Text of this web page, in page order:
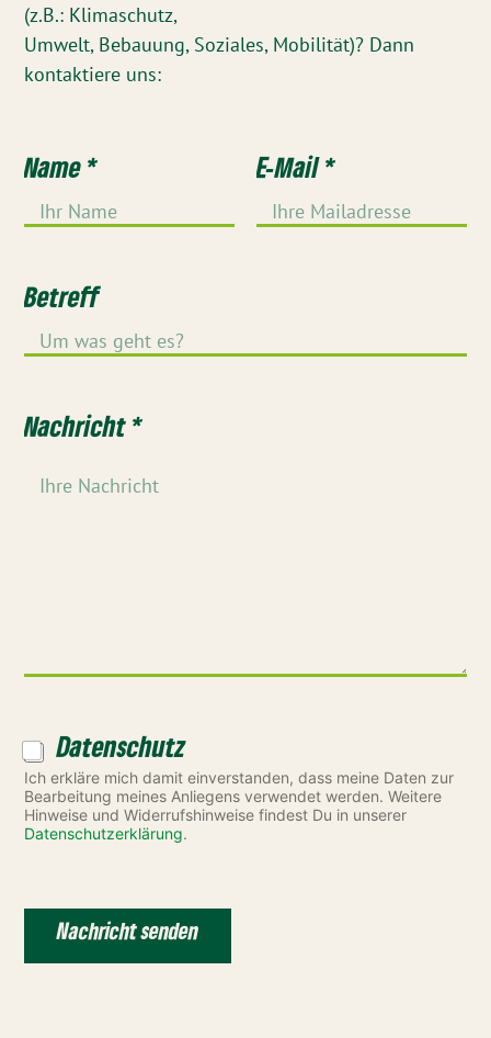
(z.B.: Klimaschutz,
Umwelt, Bebauung, Soziales, Mobilität)? Dann
kontaktiere uns:
Name* E-Mail*
Betreff
Nachricht*
C
h
e
c
k
b
e
Datenschutz
Ich erkläre mich damit einverstanden, dass meine Daten zur
Bearbeitung meines Anliegens verwendet werden. Weitere
Hinweise und Widerrufshinweise findest Du in unserer
Datenschutzerklärung.
Nachricht senden